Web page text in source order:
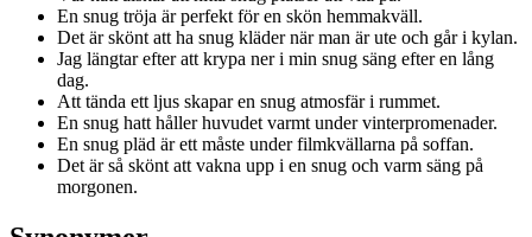
En snug tröja är perfekt för en skön hemmakväll.
Det är skönt att ha snug kläder när man är ute och går i kylan.
Jag längtar efter att krypa ner i min snug säng efter en lång
dag.
Att tända ett ljus skapar en snug atmosfär i rummet.
En snug hatt håller huvudet varmt under vinterpromenader.
En snug pläd är ett måste under filmkvällarna på soffan.
Det är så skönt att vakna upp i en snug och varm säng på
morgonen.